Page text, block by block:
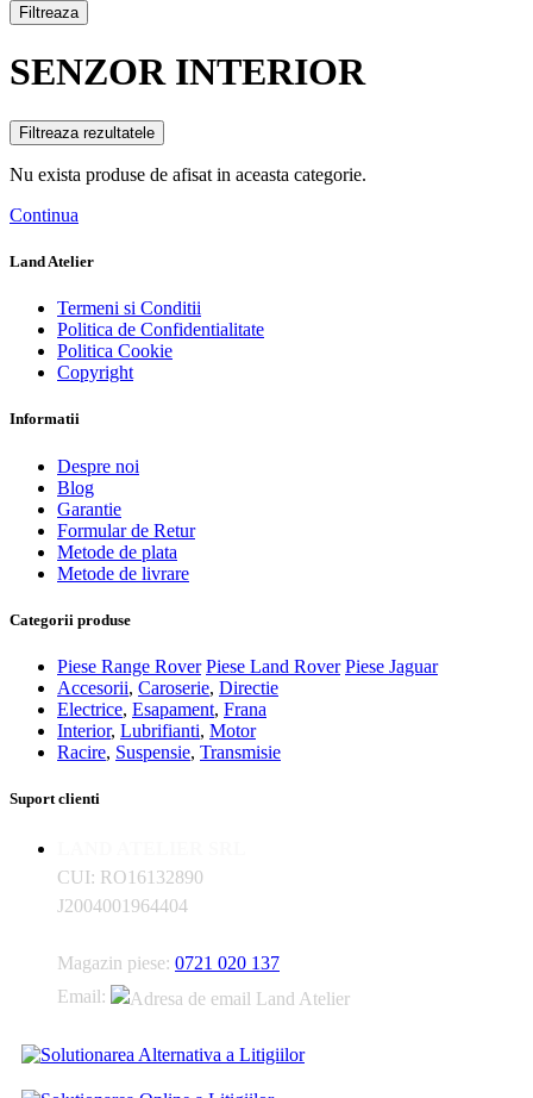
Filtreaza
SENZOR INTERIOR
Filtreaza rezultatele
Nu exista produse de afisat in aceasta categorie.
Continua
Land Atelier
Termeni si Conditii
Politica de Confidentialitate
Politica Cookie
Copyright
Informatii
Despre noi
Blog
Garantie
Formular de Retur
Metode de plata
Metode de livrare
Categorii produse
Piese Range Rover Piese Land Rover Piese Jaguar
Accesorii, Caroserie, Directie
Electrice, Esapament, Frana
Interior, Lubrifianti, Motor
Racire, Suspensie, Transmisie
Suport clienti
CUI: RO16132890
J2004001964404
Magazin piese: 0721 020 137
Email: